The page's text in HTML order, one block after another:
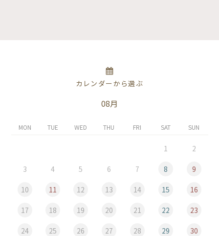
カレンダーから選ぶ
08月
MON TUE WED THU FRI SAT SUN
1 2
3 4 5 6 7 8 9
10 11 12 13 14 15 16
17 18 19 20 21 22 23
24 25 26 27 28 29 30